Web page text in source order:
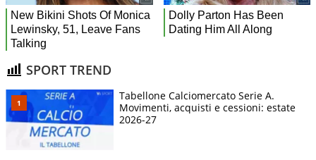
SPORT TREND
Tabellone Calciomercato Serie A.
Movimenti, acquisti e cessioni: estate
2026-27